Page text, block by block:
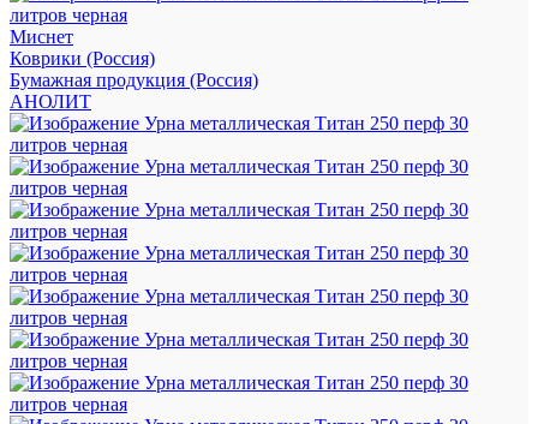
Миснет
Коврики (Россия)
Бумажная продукция (Россия)
АНОЛИТ